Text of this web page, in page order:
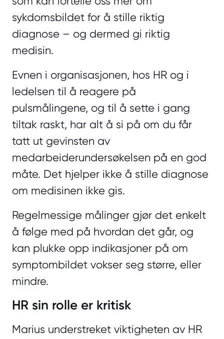
sykdomsbildet for å stille riktig
diagnose – og dermed gi riktig
medisin.
Evnen i organisasjonen, hos HR og i
ledelsen til å reagere på
pulsmålingene, og til å sette i gang
tiltak raskt, har alt å si på om du får
tatt ut gevinsten av
medarbeiderundersøkelsen på en god
måte. Det hjelper ikke å stille diagnose
om medisinen ikke gis.
Regelmessige målinger gjør det enkelt
å følge med på hvordan det går, og
kan plukke opp indikasjoner på om
symptombildet vokser seg større, eller
mindre.
HR sin rolle er kritisk
Marius understreket viktigheten av HR